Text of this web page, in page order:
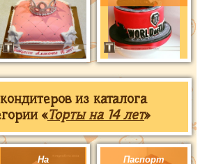
из каталога
«Торты на 14 лет»
На
Паспорт